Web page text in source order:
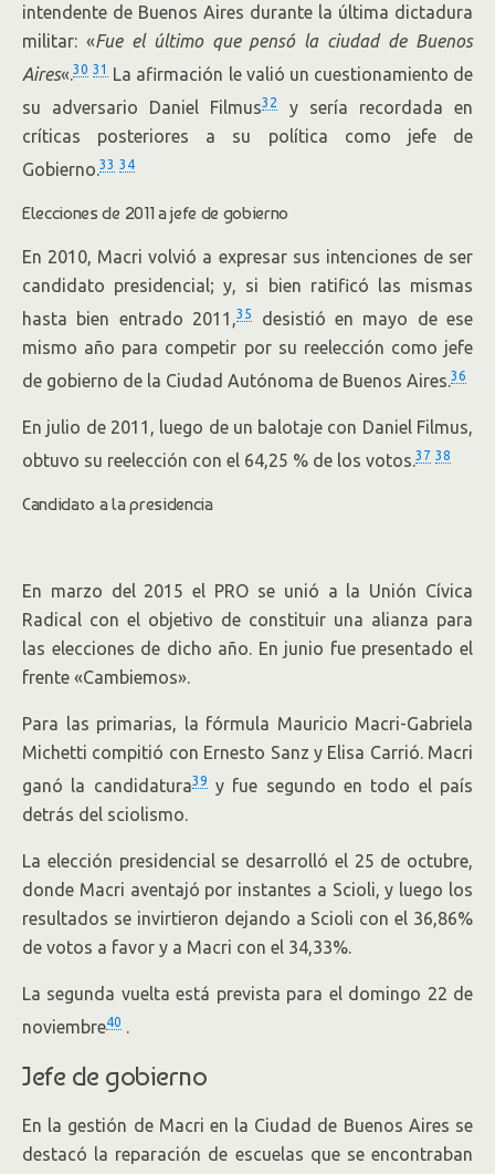
intendente de Buenos Aires durante la última dictadura
militar: «Fue el último que pensó la ciudad de Buenos
Aires«.30 31
La afirmación le valió un cuestionamiento de
su adversario Daniel Filmus32
y sería recordada en
críticas posteriores a su política como jefe de
Gobierno.33 34
Elecciones de 2011 a jefe de gobierno
En 2010, Macri volvió a expresar sus intenciones de ser
candidato presidencial; y, si bien ratificó las mismas
hasta bien entrado 2011,35
desistió en mayo de ese
mismo año para competir por su reelección como jefe
de gobierno de la Ciudad Autónoma de Buenos Aires.36
En julio de 2011, luego de un balotaje con Daniel Filmus,
obtuvo su reelección con el 64,25 % de los votos.37 38
Candidato a la presidencia
En marzo del 2015 el PRO se unió a la Unión Cívica
Radical con el objetivo de constituir una alianza para
las elecciones de dicho año. En junio fue presentado el
frente «Cambiemos».
Para las primarias, la fórmula Mauricio Macri-Gabriela
Michetti compitió con Ernesto Sanz y Elisa Carrió. Macri
ganó la candidatura39y fue segundo en todo el país
detrás del sciolismo.
La elección presidencial se desarrolló el 25 de octubre,
donde Macri aventajó por instantes a Scioli, y luego los
resultados se invirtieron dejando a Scioli con el 36,86%
de votos a favor y a Macri con el 34,33%.
La segunda vuelta está prevista para el domingo 22 de
noviembre40 .
Jefe de gobierno
En la gestión de Macri en la Ciudad de Buenos Aires se
destacó la reparación de escuelas que se encontraban